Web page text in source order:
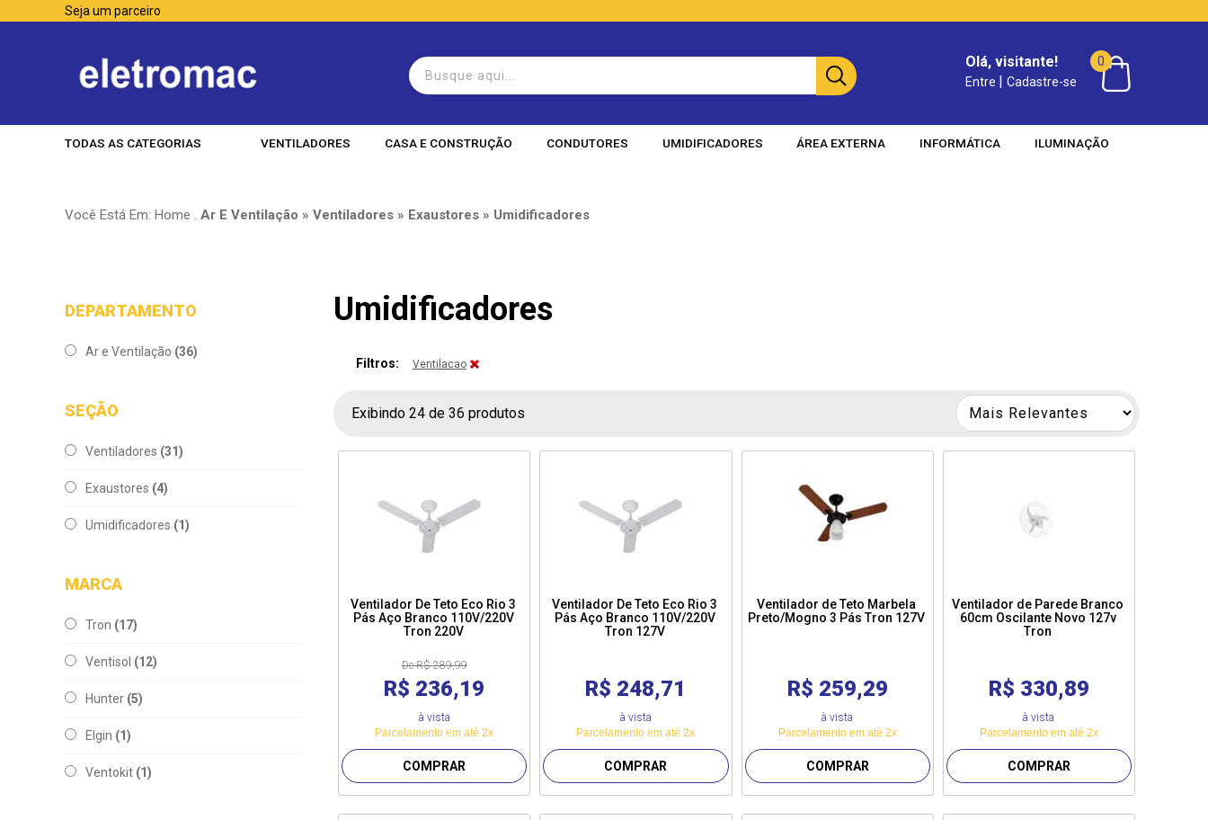
Seja um parceiro
Olá, visitante!
Entre | Cadastre-se
0
TODAS AS CATEGORIAS VENTILADORES CASA E CONSTRUÇÃO CONDUTORES UMIDIFICADORES ÁREA EXTERNA INFORMÁTICA ILUMINAÇÃO
Você Está Em: Home . Ar E Ventilação » Ventiladores » Exaustores » Umidificadores
DEPARTAMENTO
Ar e Ventilação (36)
SEÇÃO
Ventiladores (31)
Exaustores (4)
Umidificadores (1)
MARCA
Tron (17)
Ventisol (12)
Hunter (5)
Elgin (1)
Ventokit (1)
Umidificadores
Filtros: Ventilacao
Exibindo 24 de 36 produtos
Ventilador De Teto Eco Rio 3
Pás Aço Branco 110V/220V
Tron 220V
De R$ 289,99
R$ 236,19
à vista
Parcelamento em até 2x
COMPRAR
Ventilador De Teto Eco Rio 3
Pás Aço Branco 110V/220V
Tron 127V
R$ 248,71
à vista
Parcelamento em até 2x
COMPRAR
Ventilador de Teto Marbela
Preto/Mogno 3 Pás Tron 127V
R$ 259,29
à vista
Parcelamento em até 2x
COMPRAR
Ventilador de Parede Branco
60cm Oscilante Novo 127v
Tron
R$ 330,89
à vista
Parcelamento em até 2x
COMPRAR